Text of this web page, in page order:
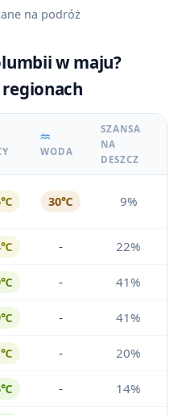
na podróż
w maju?
WODA
SZANSA
NA
DESZCZ
30℃ 9%
- 22%
- 41%
- 41%
- 20%
- 14%